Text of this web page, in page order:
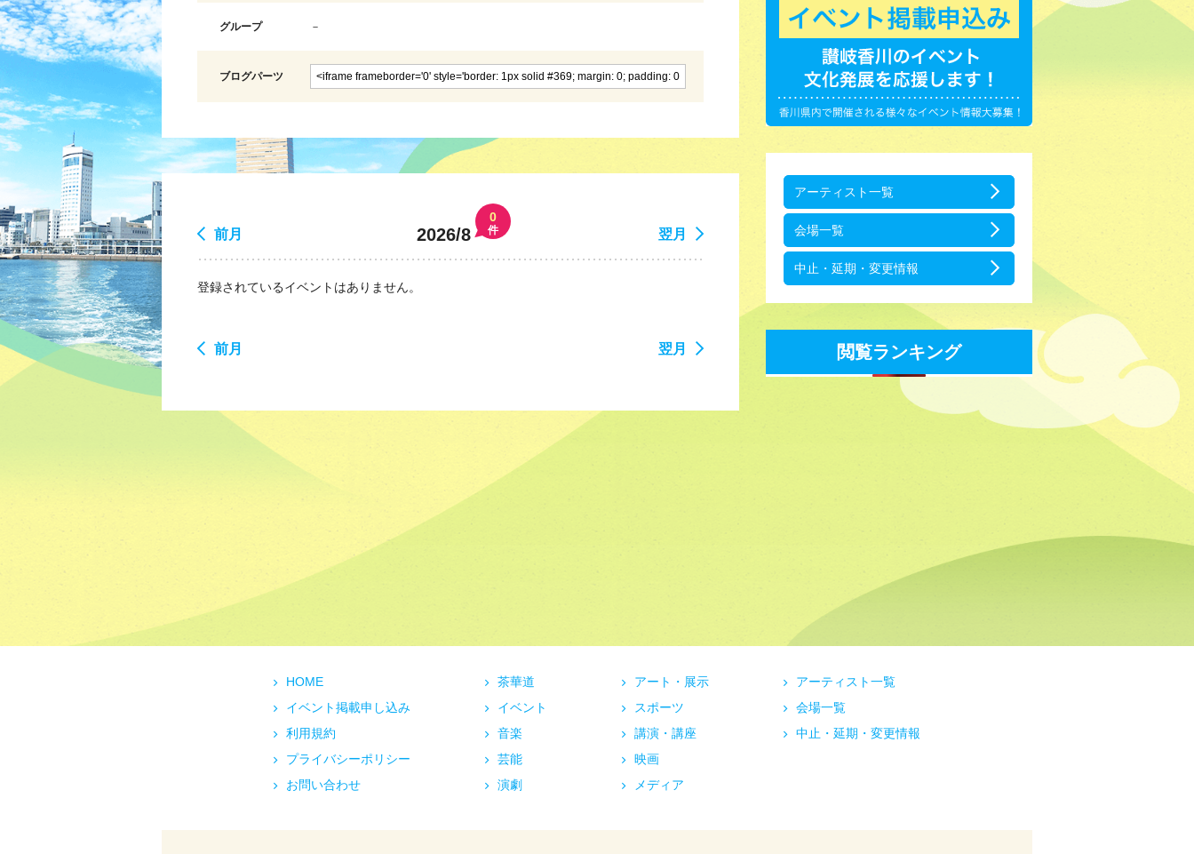
グループ －
ブログパーツ
前月 2026/8
0
件 翌月
登録されているイベントはありません。
前月 翌月
アーティスト一覧
会場一覧
中止・延期・変更情報
閲覧ランキング
HOME
イベント掲載申し込み
利用規約
プライバシーポリシー
お問い合わせ
茶華道
イベント
音楽
芸能
演劇
アート・展示
スポーツ
講演・講座
映画
メディア
アーティスト一覧
会場一覧
中止・延期・変更情報